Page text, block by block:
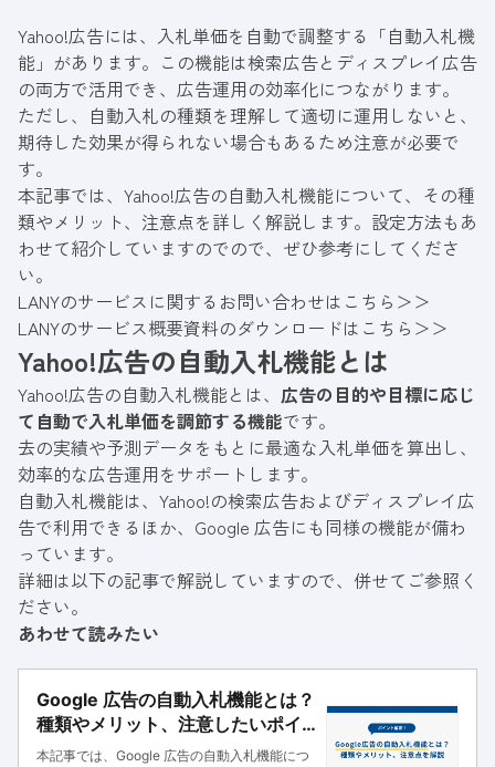
Yahoo!広告には、入札単価を自動で調整する「自動入札機
能」があります。この機能は検索広告とディスプレイ広告
の両方で活用でき、広告運用の効率化につながります。
ただし、自動入札の種類を理解して適切に運用しないと、
期待した効果が得られない場合もあるため注意が必要で
す。
本記事では、Yahoo!広告の自動入札機能について、その種
類やメリット、注意点を詳しく解説します。設定方法もあ
わせて紹介していますのでので、ぜひ参考にしてくださ
い。
LANYのサービスに関するお問い合わせはこちら＞＞
LANYのサービス概要資料のダウンロードはこちら＞＞
Yahoo!広告の自動入札機能とは
Yahoo!広告の自動入札機能とは、 広告の目的や目標に応じ
て自動で入札単価を調節する機能です。
去の実績や予測データをもとに最適な入札単価を算出し、
効率的な広告運用をサポートします。
自動入札機能は、Yahoo!の検索広告およびディスプレイ広
告で利用できるほか、Google 広告にも同様の機能が備わ
っています。
詳細は以下の記事で解説していますので、併せてご参照く
ださい。
あわせて読みたい
Google 広告の自動入札機能とは？
種類やメリット、注意したいポイ
ントを解説！
本記事では、Google 広告の自動入札機能につ